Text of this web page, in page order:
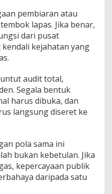
pembiaran atau
lapas. Jika benar,
dari pusat
kejahatan yang
audit total,
Segala bentuk
harus dibuka, dan
langsung diseret ke
pola sama ini
bukan kebetulan. Jika
kepercayaan publik
daripada satu